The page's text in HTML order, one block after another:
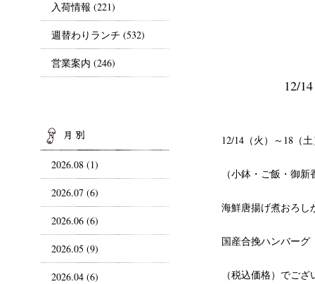
12/
12/14（火）～18（
（小鉢・ご飯・御
海鮮唐揚げ煮おろ
国産合挽ハンバー
（税込価格）でござ
入荷情報 (221)
週替わりランチ (532)
営業案内 (246)
2026.08 (1)
2026.07 (6)
2026.06 (6)
2026.05 (9)
2026.04 (6)